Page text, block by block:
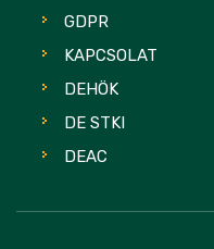
GDPR
KAPCSOLAT
DEHÖK
DE STKI
DEAC